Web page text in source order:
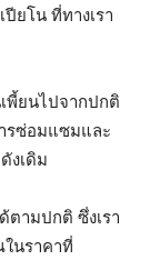
ยโน ที่ทางเรา
พี้ยนไปจากปกติ
รซ่อมแซมและ
งเดิม
ตามปกติ ซึ่งเรา
นราคาที่